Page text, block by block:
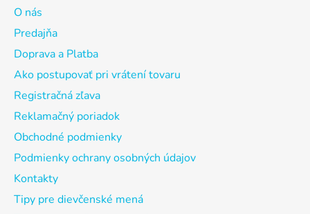
O nás
Predajňa
Doprava a Platba
Ako postupovať pri vrátení tovaru
Registračná zľava
Reklamačný poriadok
Obchodné podmienky
Podmienky ochrany osobných údajov
Kontakty
Tipy pre dievčenské mená